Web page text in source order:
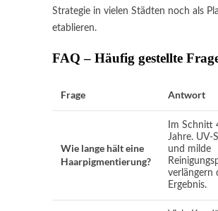
Strategie in vielen Städten noch als
etablieren.
FAQ – Häufig gestellte
Frage Antwort
Wie lange hält eine
Haarpigmentierung?
Im Schnitt
Jahre. UV-
und milde
verlängern
Ergebnis.